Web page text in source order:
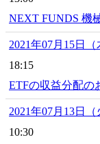
NEXT FUNDS 機
2021年07月15日（
18:15
ETFの収益分配の
2021年07月13日（
10:30